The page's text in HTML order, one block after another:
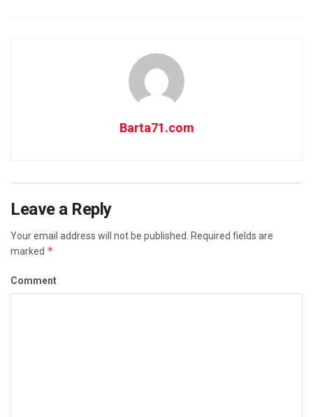
Barta71.com
Leave a Reply
Your email address will not be published.
Required fields are
marked *
Comment